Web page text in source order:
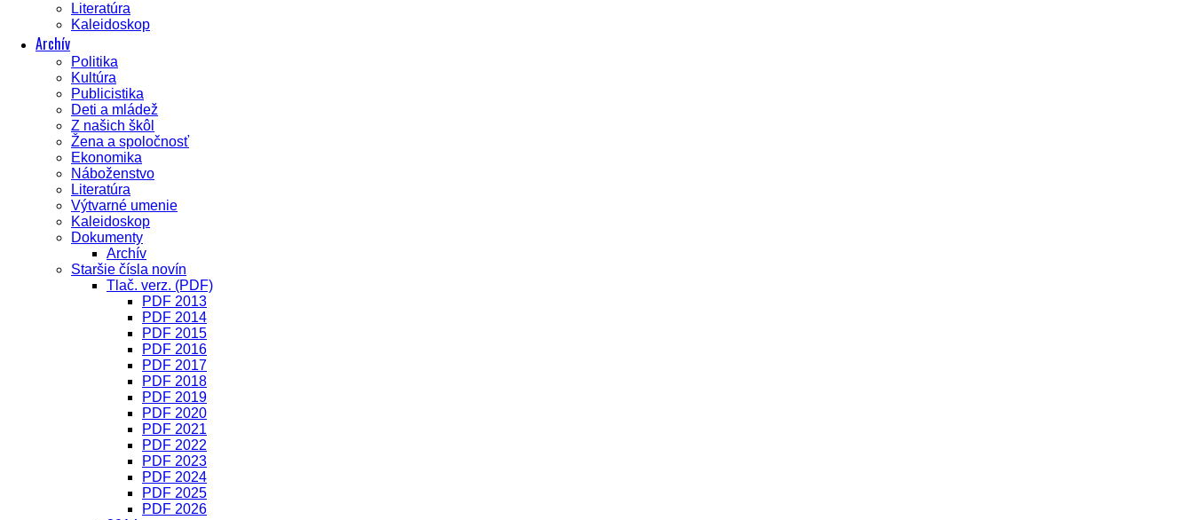
Literatúra
Kaleidoskop
Archív
Politika
Kultúra
Publicistika
Deti a mládež
Z našich škôl
Žena a spoločnosť
Ekonomika
Náboženstvo
Literatúra
Výtvarné umenie
Kaleidoskop
Dokumenty
Archív
Staršie čísla novín
Tlač. verz. (PDF)
PDF 2013
PDF 2014
PDF 2015
PDF 2016
PDF 2017
PDF 2018
PDF 2019
PDF 2020
PDF 2021
PDF 2022
PDF 2023
PDF 2024
PDF 2025
PDF 2026